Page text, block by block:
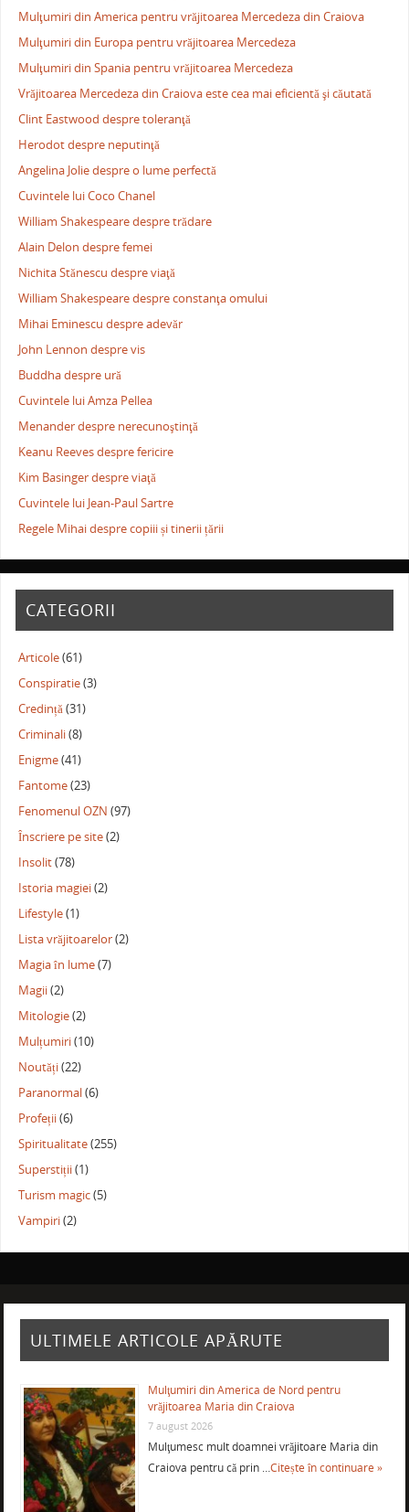
Mulţumiri din America pentru vrăjitoarea Mercedeza din Craiova
Mulţumiri din Europa pentru vrăjitoarea Mercedeza
Mulţumiri din Spania pentru vrăjitoarea Mercedeza
Vrăjitoarea Mercedeza din Craiova este cea mai eficientă şi căutată
Clint Eastwood despre toleranţă
Herodot despre neputinţă
Angelina Jolie despre o lume perfectă
Cuvintele lui Coco Chanel
William Shakespeare despre trădare
Alain Delon despre femei
Nichita Stănescu despre viaţă
William Shakespeare despre constanţa omului
Mihai Eminescu despre adevăr
John Lennon despre vis
Buddha despre ură
Cuvintele lui Amza Pellea
Menander despre nerecunoştinţă
Keanu Reeves despre fericire
Kim Basinger despre viaţă
Cuvintele lui Jean-Paul Sartre
Regele Mihai despre copiii și tinerii țării
CATEGORII
Articole(61)
Conspiratie(3)
Credință(31)
Criminali(8)
Enigme(41)
Fantome(23)
Fenomenul OZN (97)
Înscriere pe site(2)
Insolit(78)
Istoria magiei(2)
Lifestyle(1)
Lista vrăjitoarelor(2)
Magia în lume(7)
Magii(2)
Mitologie(2)
Mulțumiri(10)
Noutăți(22)
Paranormal(6)
Profeții(6)
Spiritualitate(255)
Superstiții(1)
Turism magic(5)
Vampiri(2)
ULTIMELE ARTICOLE APĂRUTE
Mulţumiri din America de Nord pentru
vrăjitoarea Maria din Craiova
7 august 2026
Mulţumesc mult doamnei vrăjitoare Maria din
Craiova pentru că prin …Citește în continuare »